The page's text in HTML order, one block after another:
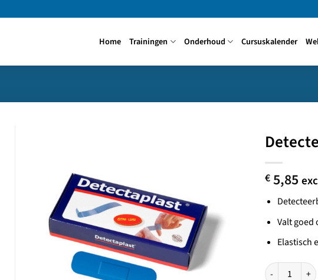
Home Trainingen Onderhoud Cursuskalender
€ 5,85
Valt
Elastisch
Detecteerbare